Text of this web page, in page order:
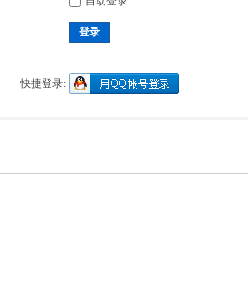
登录
快捷登录: